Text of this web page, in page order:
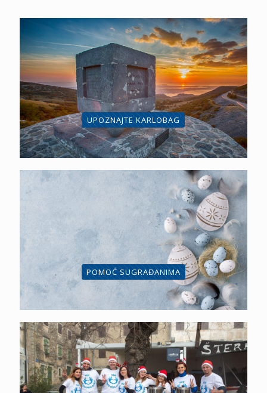
UPOZNAJTE KARLOBAG
POMOĆ SUGRAĐANIMA